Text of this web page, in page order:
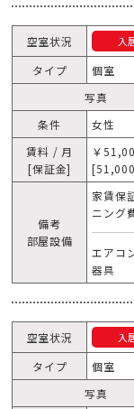
空室状況 入
タイプ
個室
写真
条件
女性
賃料 / 月
[保証金]
￥
備考
部屋設備
家賃保
ニング
エアコ
器具
空室状況 入
タイプ
個室
写真